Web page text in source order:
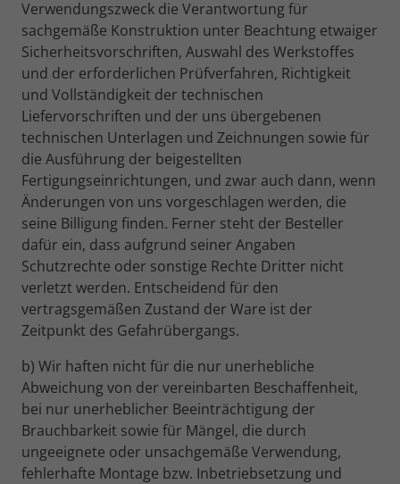
Verwendungszweck die Verantwortung für
sachgemäße Konstruktion unter Beachtung etwaiger
Sicherheitsvorschriften, Auswahl des Werkstoffes
und der erforderlichen Prüfverfahren, Richtigkeit
und Vollständigkeit der technischen
Liefervorschriften und der uns übergebenen
technischen Unterlagen und Zeichnungen sowie für
die Ausführung der beigestellten
Fertigungseinrichtungen, und zwar auch dann, wenn
Änderungen von uns vorgeschlagen werden, die
seine Billigung finden. Ferner steht der Besteller
dafür ein, dass aufgrund seiner Angaben
Schutzrechte oder sonstige Rechte Dritter nicht
verletzt werden. Entscheidend für den
vertragsgemäßen Zustand der Ware ist der
Zeitpunkt des Gefahrübergangs.
b) Wir haften nicht für die nur unerhebliche
Abweichung von der vereinbarten Beschaffenheit,
bei nur unerheblicher Beeinträchtigung der
Brauchbarkeit sowie für Mängel, die durch
ungeeignete oder unsachgemäße Verwendung,
fehlerhafte Montage bzw. Inbetriebsetzung und